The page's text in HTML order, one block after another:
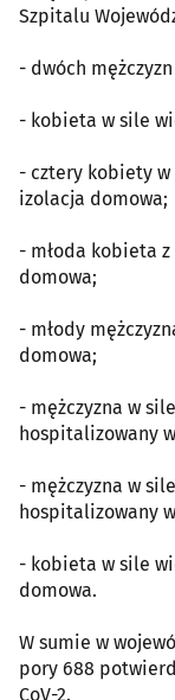
Szpitalu
- dwóch
- kobieta w sile
- cztery kobiety
izolacja domowa;
- młoda kobieta
domowa;
- młody
domowa;
- mężczyzna w
hospitalizowany
- mężczyzna w
hospitalizowany
- kobieta w sile
domowa.
W sumie w
pory 688
CoV-2.